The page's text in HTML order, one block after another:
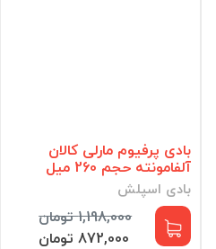
بادی پرفیوم مارلی کالان
آلفامونته حجم 260 میل
بادی اسپلش
1,198,000 تومان
872,000 تومان